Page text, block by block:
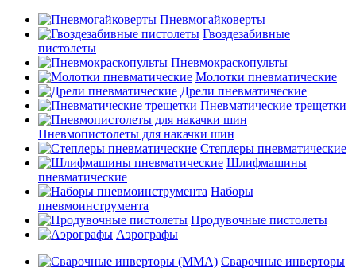
Пневмогайковерты
Гвоздезабивные
пистолеты
Пневмокраскопульты
Молотки пневматические
Дрели пневматические
Пневматические трещетки
Пневмопистолеты для накачки шин
Степлеры пневматические
Шлифмашины
пневматические
Наборы
пневмоинструмента
Продувочные пистолеты
Аэрографы
Сварочные инверторы